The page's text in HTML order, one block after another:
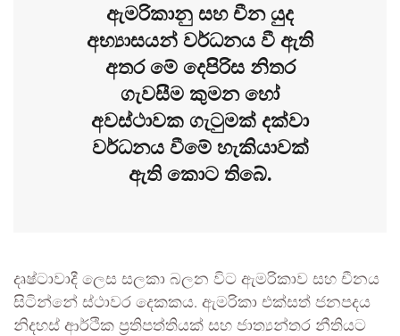
ඇමරිකානු සහ චීන යුද
අභ්‍යාසයන් වර්ධනය වී ඇති
අතර මේ දෙපිරිස නිතර
ගැවසීම කුමන හෝ
අවස්ථාවක ගැටුමක් දක්වා
වර්ධනය වීමේ හැකියාවක්
ඇති කොට තිබේ.
දෘෂ්ටාවාදී ලෙස සලකා බලන විට ඇමරිකාව සහ චීනය
සිටින්නේ ස්ථාවර දෙකකය. ඇමරිකා එක්සත් ජනපදය
නිදහස් ආර්ථික ප්‍රතිපත්තියක් සහ ජාත්‍යන්තර නීතියට